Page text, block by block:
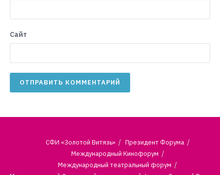
Сайт
СФИ «Золотой Витязь»
Президент Форума
Международный Кинофорум
Международный театральный форум